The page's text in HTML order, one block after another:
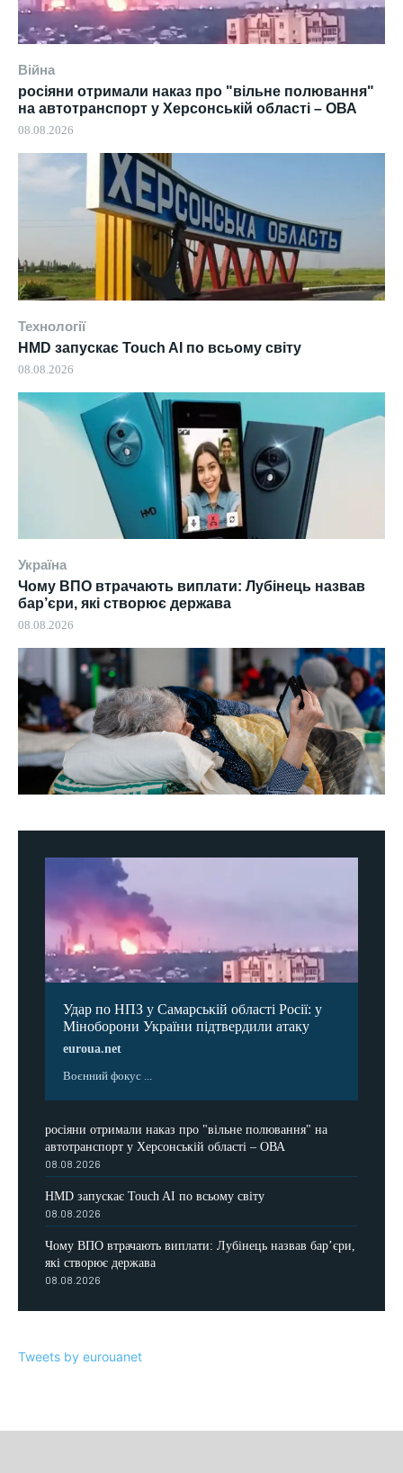
Війна
росіяни отримали наказ про "вільне полювання"
на автотранспорт у Херсонській області – ОВА
08.08.2026
Технології
HMD запускає Touch AI по всьому світу
08.08.2026
Україна
Чому ВПО втрачають виплати: Лубінець назвав
бар’єри, які створює держава
08.08.2026
Удар по НПЗ у Самарській області Росії: у
Міноборони України підтвердили атаку
euroua.net
Воєнний фокус ...
росіяни отримали наказ про "вільне полювання" на
автотранспорт у Херсонській області – ОВА
08.08.2026
HMD запускає Touch AI по всьому світу
08.08.2026
Чому ВПО втрачають виплати: Лубінець назвав бар’єри,
які створює держава
08.08.2026
Tweets by eurouanet